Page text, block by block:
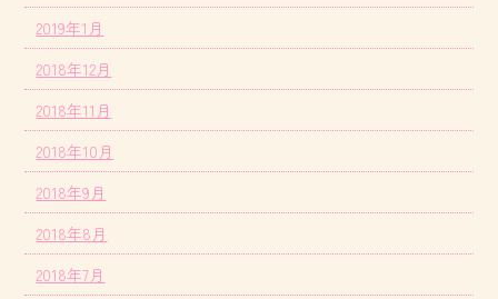
2019年1月
2018年12月
2018年11月
2018年10月
2018年9月
2018年8月
2018年7月